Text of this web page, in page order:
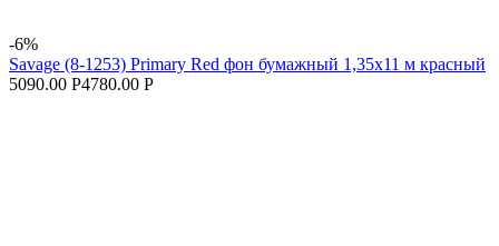
-6%
Savage (8-1253) Primary Red фон бумажный 1,35x11 м красный
5090.00 Р4780.00 Р